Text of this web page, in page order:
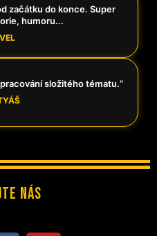
začátku do konce. Super
humoru...
složitého tématu.“
NÁS